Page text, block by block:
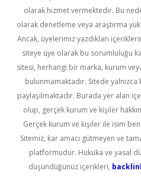
olarak hizmet vermektedir. Bu
olarak denetleme veya araştırma
Ancak, üyelerimiz yazdıkları
siteye üye olarak bu sorumluluğu
sitesi, herhangi bir marka, kurum
bulunmamaktadır. Sitede yalnızca
paylaşılmaktadır. Burada yer alan
olup, gerçek kurum ve kişiler
Gerçek kurum ve kişiler ile isim
Sitemiz, kar amacı gütmeyen ve
platformudur. Hukuka ve yasal
düşündüğünüz içerikleri,